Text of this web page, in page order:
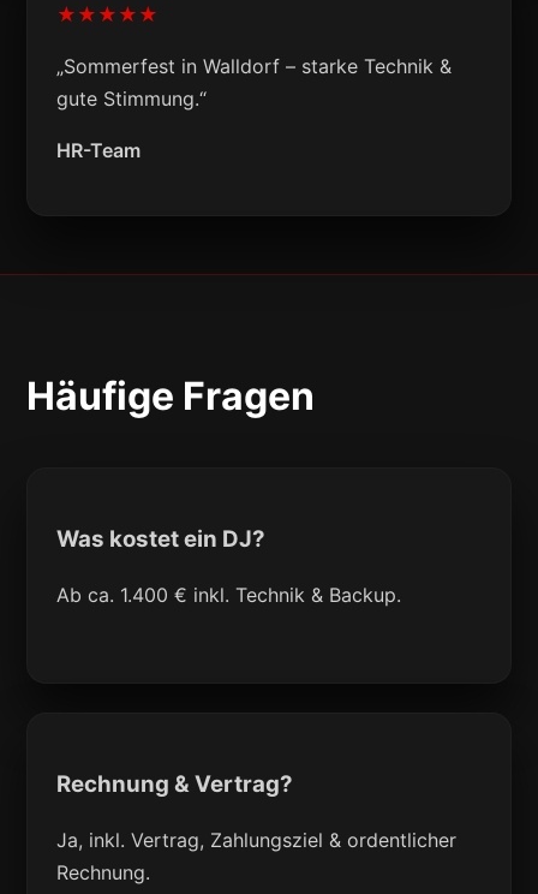
★★★★★
„Sommerfest in Walldorf – starke Technik &
gute Stimmung.“
HR-Team
Häufige Fragen
Was kostet ein DJ?
Ab ca. 1.400 € inkl. Technik & Backup.
Rechnung & Vertrag?
Ja, inkl. Vertrag, Zahlungsziel & ordentlicher
Rechnung.